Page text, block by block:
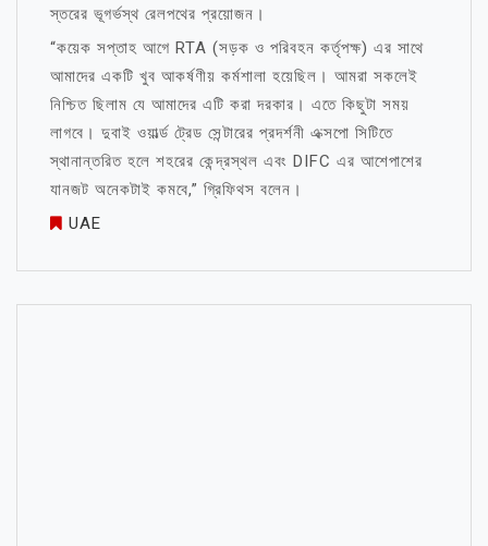
স্তরের ভূগর্ভস্থ রেলপথের প্রয়োজন।
“কয়েক সপ্তাহ আগে RTA (সড়ক ও পরিবহন কর্তৃপক্ষ) এর সাথে
আমাদের একটি খুব আকর্ষণীয় কর্মশালা হয়েছিল। আমরা সকলেই
নিশ্চিত ছিলাম যে আমাদের এটি করা দরকার। এতে কিছুটা সময়
লাগবে। দুবাই ওয়ার্ল্ড ট্রেড সেন্টারের প্রদর্শনী এক্সপো সিটিতে
স্থানান্তরিত হলে শহরের কেন্দ্রস্থল এবং DIFC এর আশেপাশের
যানজট অনেকটাই কমবে,” গ্রিফিথস বলেন।
UAE